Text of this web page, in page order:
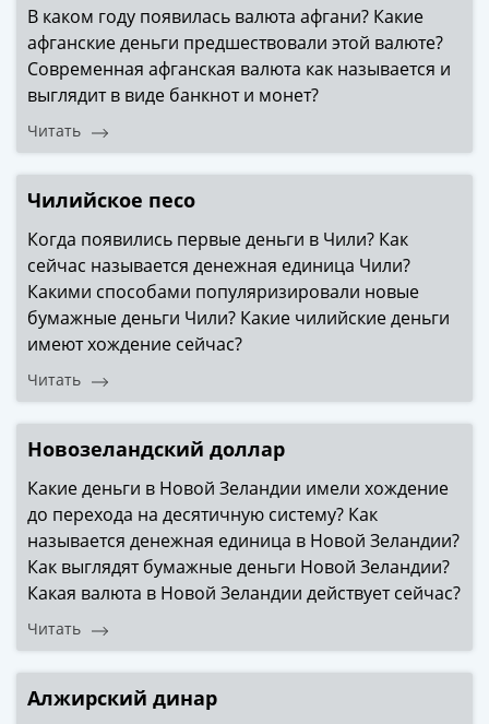
В каком году появилась валюта афгани? Какие
афганские деньги предшествовали этой валюте?
Современная афганская валюта как называется и
выглядит в виде банкнот и монет?
Читать
Чилийское песо
Когда появились первые деньги в Чили? Как
сейчас называется денежная единица Чили?
Какими способами популяризировали новые
бумажные деньги Чили? Какие чилийские деньги
имеют хождение сейчас?
Читать
Новозеландский доллар
Какие деньги в Новой Зеландии имели хождение
до перехода на десятичную систему? Как
называется денежная единица в Новой Зеландии?
Как выглядят бумажные деньги Новой Зеландии?
Какая валюта в Новой Зеландии действует сейчас?
Читать
Алжирский динар